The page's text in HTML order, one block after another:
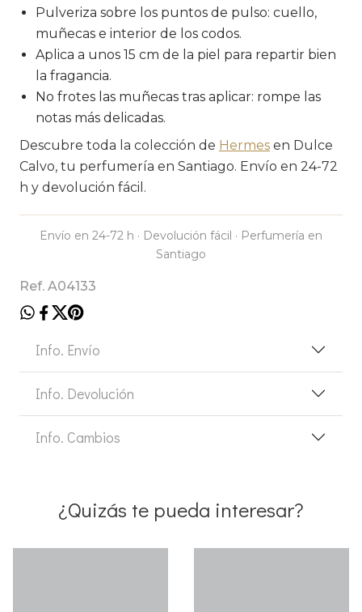
Pulveriza sobre los puntos de pulso: cuello,
muñecas e interior de los codos.
Aplica a unos 15 cm de la piel para repartir bien
la fragancia.
No frotes las muñecas tras aplicar: rompe las
notas más delicadas.
Descubre toda la colección de Hermes en Dulce
Calvo, tu perfumería en Santiago. Envío en 24-72
h y devolución fácil.
Envío en 24-72 h · Devolución fácil · Perfumería en
Santiago
Ref. A04133
Info. Envío
Info. Devolución
Info. Cambios
¿Quizás te pueda interesar?